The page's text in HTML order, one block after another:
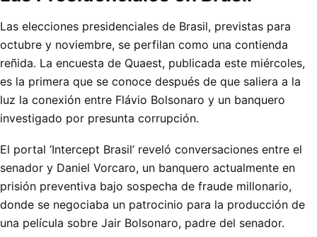
Las elecciones presidenciales de Brasil, previstas para
octubre y noviembre, se perfilan como una contienda
reñida. La encuesta de Quaest, publicada este miércoles,
es la primera que se conoce después de que saliera a la
luz la conexión entre Flávio Bolsonaro y un banquero
investigado por presunta corrupción.
El portal ‘Intercept Brasil’ reveló conversaciones entre el
senador y Daniel Vorcaro, un banquero actualmente en
prisión preventiva bajo sospecha de fraude millonario,
donde se negociaba un patrocinio para la producción de
una película sobre Jair Bolsonaro, padre del senador.